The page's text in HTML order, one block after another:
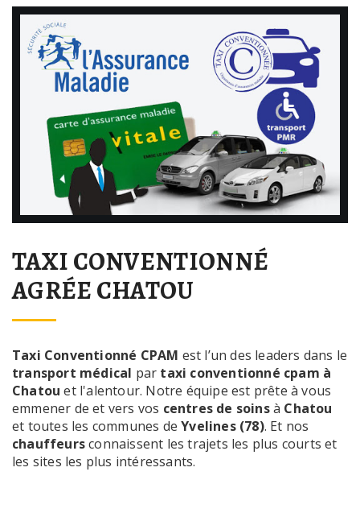
TAXI CONVENTIONNÉ
AGRÉE CHATOU
Taxi Conventionné CPAM est l’un des leaders dans le
transport médical par taxi conventionné cpam à
Chatouet l'alentour. Notre équipe est prête à vous
emmener de et vers vos centres de soinsà Chatou
et toutes les communes deYvelines (78). Et nos
chauffeursconnaissent les trajets les plus courts et
les sites les plus intéressants.